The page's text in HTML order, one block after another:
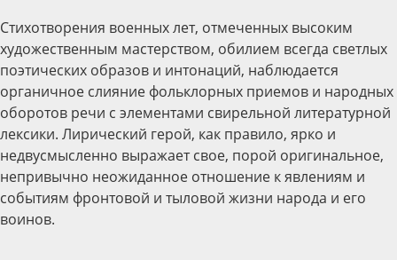
Стихотворения военных лет, отмеченных высоким
художественным мастерством, обилием всегда светлых
поэтических образов и интонаций, наблюдается
органичное слияние фольклорных приемов и народных
оборотов речи с элементами свирельной литературной
лексики. Лирический герой, как правило, ярко и
недвусмысленно выражает свое, порой оригинальное,
непривычно неожиданное отношение к явлениям и
событиям фронтовой и тыловой жизни народа и его
воинов.